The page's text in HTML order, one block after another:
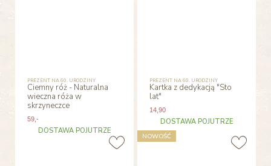
PREZENT NA 60. URODZINY
Ciemny róż - Naturalna
wieczna róża w
skrzyneczce
59,-
DOSTAWA POJUTRZE
PREZENT NA 60. URODZINY
Kartka z dedykacją "Sto
lat"
14 ,90
DOSTAWA POJUTRZE
NOWOŚĆ